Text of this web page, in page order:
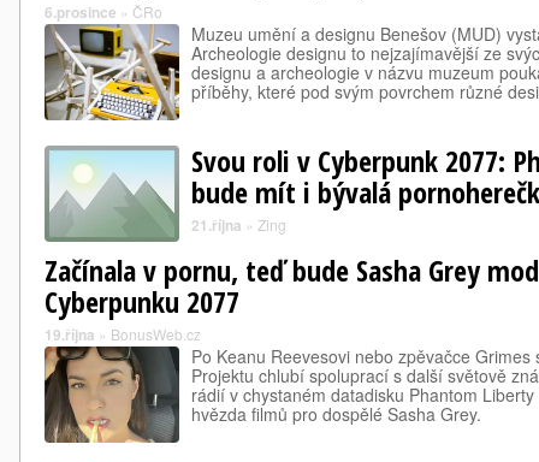
6.prosince » ČRo
Muzeu umění a designu Benešov (MUD)
Archeologie designu to nejzajímavější ze
designu a archeologie v názvu muzeum
příběhy, které pod svým povrchem různé
Svou roli v Cyberpunk 2077:
bude mít i bývalá
21.října » Zing
Začínala v pornu, teď bude Sasha Grey
Cyberpunku 2077
19.října » BonusWeb.cz
Po Keanu Reevesovi nebo zpěvačce
Projektu chlubí spoluprací s další světově
rádií v chystaném datadisku Phantom
hvězda filmů pro dospělé Sasha Grey.